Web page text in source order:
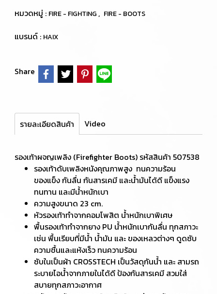
หมวดหมู่ : FIRE - FIGHTING , FIRE - BOOTS
แบรนด์ : HAIX
Share
รายละเอียดสินค้า Video
รองเท้าผจญเพลิง (Firefighter Boots) รหัสสินค้า 507538
รองเท้าดับเพลิงหนังคุณภาพสูง ทนความร้อน
ของแข็ง กันลื่น กันสารเคมี และน้ำมันได้ดี แข็งแรง
ทนทาน และมีน้ำหนักเบา
ความสูงขนาด 23 cm.
หัวรองเท้าทำจากคอมโพสิต น้ำหนักเบาพิเศษ
พื้นรองเท้าทำจากยาง PU น้ำหนักเบากันลื่น ทุกสภาวะ
เช่น พื้นเรียบที่มีน้ำ น้ำมัน และ ของเหลวต่างๆ ดูดซับ
ความชื้นและแห้งเร็ว ทนความร้อน
ซับในเป็นผ้า CROSSTECH เป็นวัสดุกันน้ำ และ สามรถ
ระบายไอน้ำจากภายในได้ดี ป้องกันสารเคมี สวมใส่
สบายทุกสภาวะอากาศ